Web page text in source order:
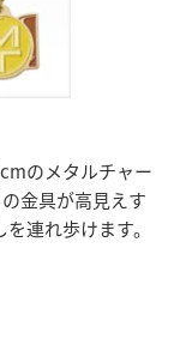
のメタルチャー
金具が高見えす
連れ歩けます。